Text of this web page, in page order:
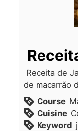
Receita de
de macarrão
Course
Cuisine
Keyword